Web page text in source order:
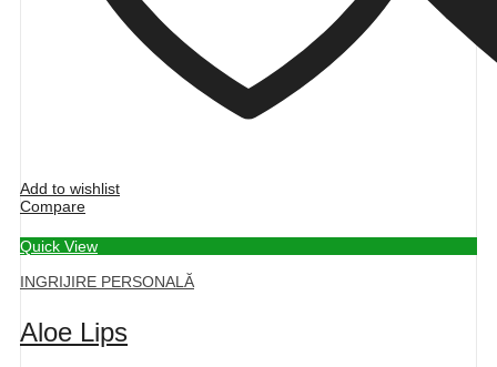
Add to wishlist
Compare
Quick View
INGRIJIRE PERSONALĂ
Aloe Lips